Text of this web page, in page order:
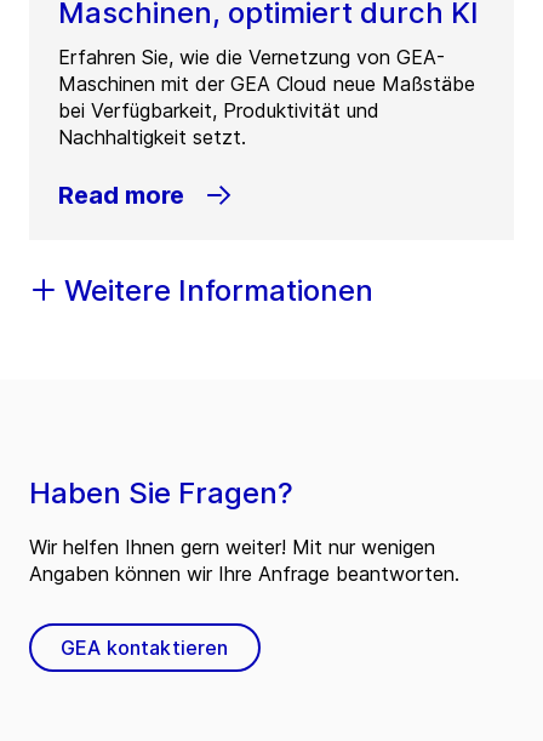
Maschinen, optimiert durch KI
Erfahren Sie, wie die Vernetzung von GEA-
Maschinen mit der GEA Cloud neue Maßstäbe
bei Verfügbarkeit, Produktivität und
Nachhaltigkeit setzt.
Read more
Weitere Informationen
Haben Sie Fragen?
Wir helfen Ihnen gern weiter! Mit nur wenigen
Angaben können wir Ihre Anfrage beantworten.
GEA kontaktieren